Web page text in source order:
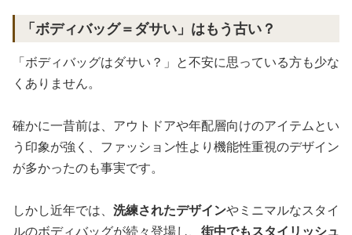
「ボディバッグ＝ダサい」はもう古い？
「ボディバッグはダサい？」と不安に思っている方も少な
くありません。
確かに一昔前は、アウトドアや年配層向けのアイテムとい
う印象が強く、ファッション性より機能性重視のデザイン
が多かったのも事実です。
しかし近年では、 洗練されたデザインやミニマルなスタイ
ルのボディバッグが続々登場し、 街中でもスタイリッシュ